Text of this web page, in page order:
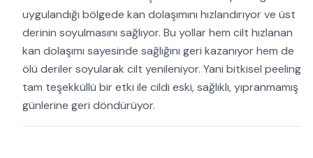
uygulandığı bölgede kan dolaşımını hızlandırıyor ve üst
derinin soyulmasını sağlıyor. Bu yollar hem cilt hızlanan
kan dolaşımı sayesinde sağlığını geri kazanıyor hem de
ölü deriler soyularak cilt yenileniyor. Yani bitkisel peeling
tam teşekküllü bir etki ile cildi eski, sağlıklı, yıpranmamış
günlerine geri döndürüyor.